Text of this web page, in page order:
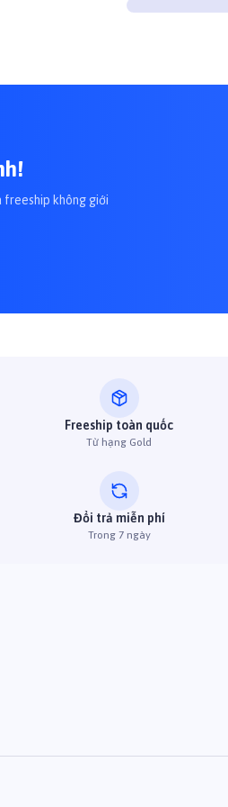
freeship không giới
Freeship toàn quốc
Từ hạng Gold
Đổi trả miễn phí
Trong 7 ngày